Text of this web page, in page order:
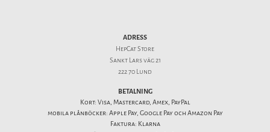
ADRESS
HepCat Store
Sankt Lars väg 21
222 70 Lund
BETALNING
Kort: Visa, Mastercard, Amex, PayPal
mobila plånböcker: Apple Pay, Google Pay och Amazon Pay
Faktura: Klarna